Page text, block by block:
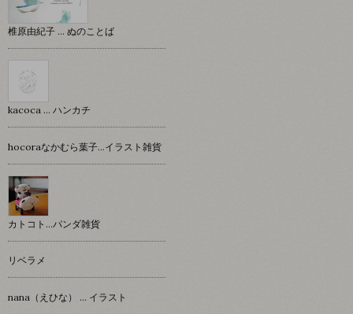
椎原由紀子 ... ぬのことば
kacoca ... ハンカチ
hocoraなかむら葉子…イラスト雑貨
カトコト…パンダ雑貨
リベラメ
nana（えひな） … イラスト